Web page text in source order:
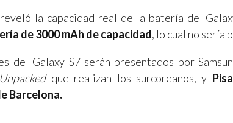
la capacidad real de la batería del
de 3000 mAh de capacidad, lo cual no sería
del Galaxy S7 serán presentados por
Unpackedque realizan los surcoreanos, y
Barcelona.